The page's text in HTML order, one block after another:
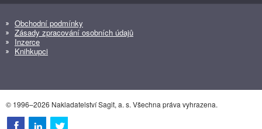
Obchodní podmínky
Zásady zpracování osobních údajů
Inzerce
Knihkupci
© 1996–2026 Nakladatelství Sagit, a. s. Všechna práva vyhrazena.